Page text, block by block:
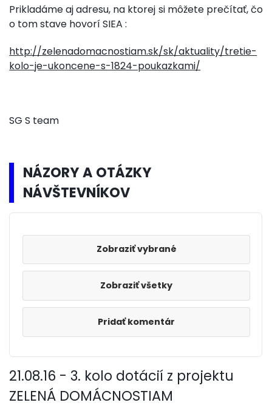
Prikladáme aj adresu, na ktorej si môžete prečítať, čo
o tom stave hovorí SIEA :
http://zelenadomacnostiam.sk/sk/aktuality/tretie-
kolo-je-ukoncene-s-1824-poukazkami/
SG S team
NÁZORY A OTÁZKY
NÁVŠTEVNÍKOV
Zobraziť všetky
Pridať komentár
21.08.16 - 3. kolo dotácií z projektu
ZELENÁ DOMÁCNOSTIAM